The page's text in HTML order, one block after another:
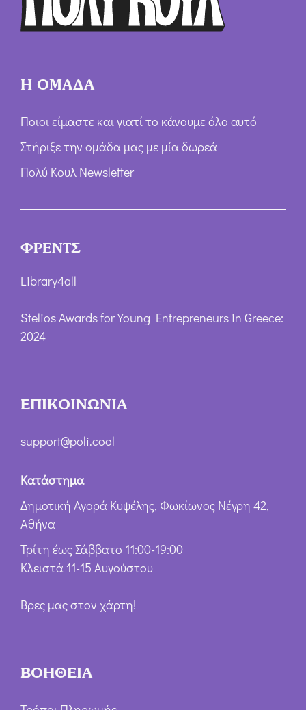
Η ΟΜΑΔΑ
Ποιοι είμαστε και γιατί το κάνουμε όλο αυτό
Στήριξε την ομάδα μας με μία δωρεά
Πολύ Κουλ Newsletter
ΦΡΕΝΤΣ
Library4all
Stelios Awards for Young Entrepreneurs in Greece:
2024
ΕΠΙΚΟΙΝΩΝΙΑ
support@poli.cool
Κατάστημα
Δημοτική Αγορά Κυψέλης, Φωκίωνος Νέγρη 42,
Αθήνα
Τρίτη έως Σάββατο 11:00-19:00
Κλειστά 11-15 Αυγούστου
Βρες μας στον χάρτη!
ΒΟΗΘΕΙΑ